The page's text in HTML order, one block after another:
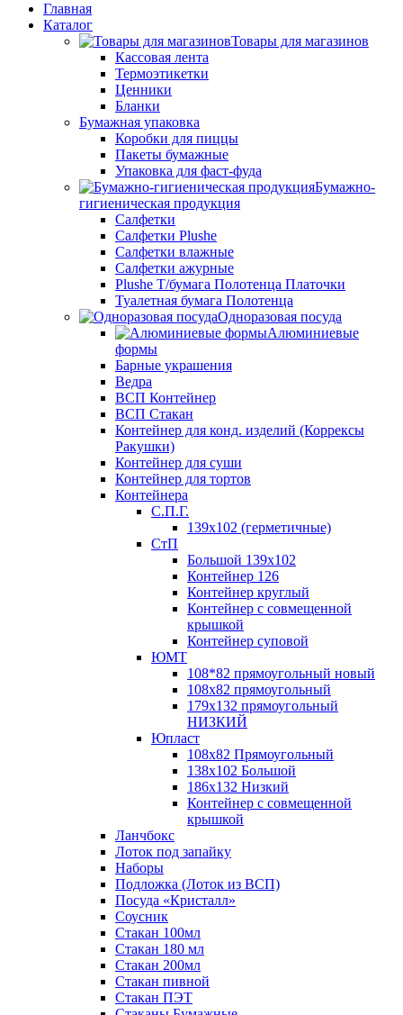
Главная
Каталог
Товары для магазинов
Кассовая лента
Термоэтикетки
Ценники
Бланки
Бумажная упаковка
Коробки для пиццы
Пакеты бумажные
Упаковка для фаст-фуда
Бумажно-
гигиеническая продукция
Салфетки
Салфетки Plushe
Салфетки влажные
Салфетки ажурные
Plushe Т/бумага Полотенца Платочки
Туалетная бумага Полотенца
Одноразовая посуда
Алюминиевые
формы
Барные украшения
Ведра
ВСП Контейнер
ВСП Стакан
Контейнер для конд. изделий (Коррексы
Ракушки)
Контейнер для суши
Контейнер для тортов
Контейнера
С.П.Г.
139х102 (герметичные)
СтП
Большой 139х102
Контейнер 126
Контейнер круглый
Контейнер с совмещенной
крышкой
Контейнер суповой
ЮМТ
108*82 прямоугольный новый
108х82 прямоугольный
179х132 прямоугольный
НИЗКИЙ
Юпласт
108х82 Прямоугольный
138х102 Большой
186х132 Низкий
Контейнер с совмещенной
крышкой
Ланчбокс
Лоток под запайку
Наборы
Подложка (Лоток из ВСП)
Посуда «Кристалл»
Соусник
Стакан 100мл
Стакан 180 мл
Стакан 200мл
Стакан пивной
Стакан ПЭТ